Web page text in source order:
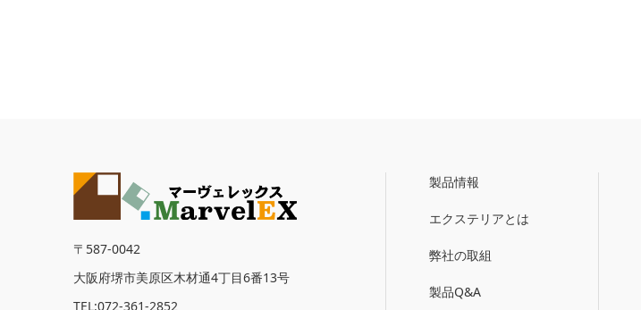
〒587-0042
大阪府堺市美原区木材通4丁目6番13号
TEL:072-361-2852
製品情報
エクステリアとは
弊社の取組
製品Q&A